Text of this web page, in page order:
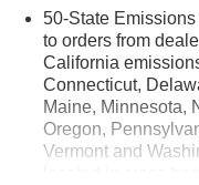
50-State
to orders from
California
Connecticut,
Maine, Minnesota,
Oregon,
Vermont and